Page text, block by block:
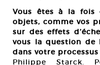
Vous êtes à la fois
objets, comme vos
sur des effets
vous la question de
dans votre
Philippe Starck.